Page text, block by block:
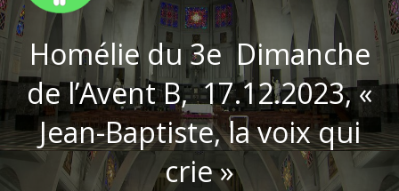
Homélie du 3e Dimanche
de l’Avent B, 17.12.2023, «
Jean-Baptiste, la voix qui
crie »